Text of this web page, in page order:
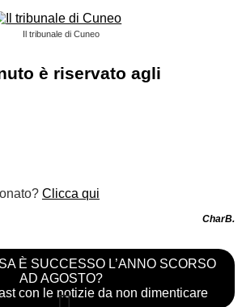
Il tribunale di Cuneo
è riservato agli
Clicca qui
CharB.
È SUCCESSO L’ANNO SCORSO
AD AGOSTO?
con le notizie da non dimenticare